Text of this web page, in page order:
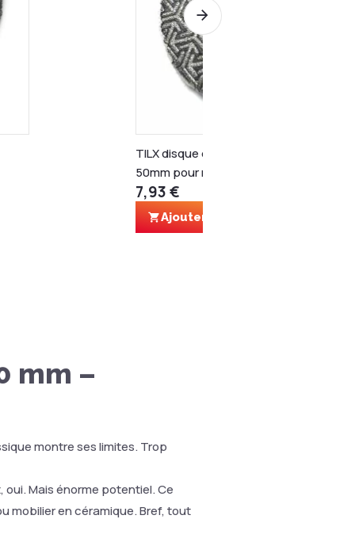
TILX disque de ponçage diamanté en
50mm pour machine Proxxon - 60
7,93 €
Ajouter au panier
mm –
montre ses limites. Trop
Mais énorme potentiel. Ce
mobilier en céramique. Bref, tout